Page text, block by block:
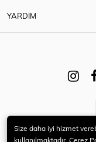
YARDIM
Size daha iyi hizmet
kullanılmaktadır. Çerez